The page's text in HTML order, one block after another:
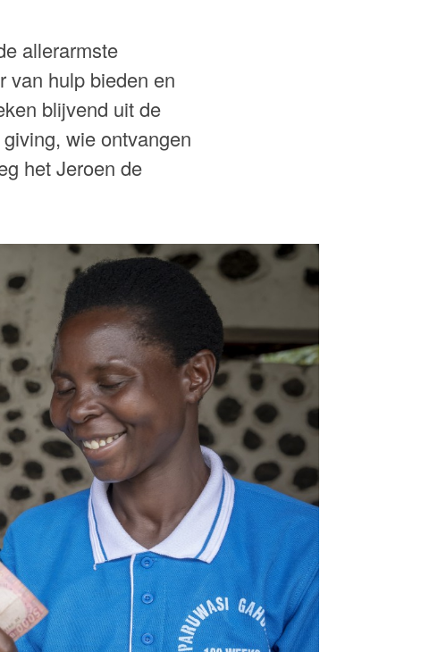
allerarmste
van hulp bieden en
blijvend uit de
wie ontvangen
het Jeroen de